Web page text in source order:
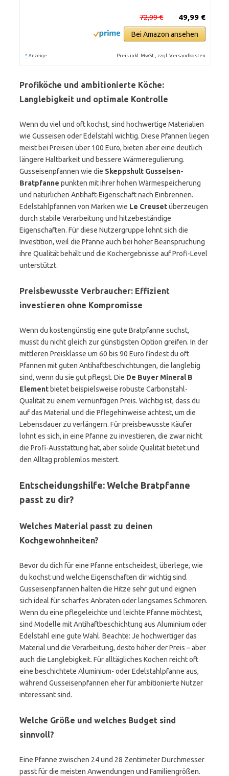
49,99 €
72,99 €
Bei Amazon ansehen
* Anzeige Preis inkl. MwSt., zzgl. Versandkosten
Profiköche und ambitionierte Köche:
Langlebigkeit und optimale Kontrolle
Wenn du viel und oft kochst, sind hochwertige Materialien
wie Gusseisen oder Edelstahl wichtig. Diese Pfannen liegen
meist bei Preisen über 100 Euro, bieten aber eine deutlich
längere Haltbarkeit und bessere Wärmeregulierung.
Gusseisenpfannen wie die Skeppshult Gusseisen-
Bratpfanne punkten mit ihrer hohen Wärmespeicherung
und natürlichen Antihaft-Eigenschaft nach Einbrennen.
Edelstahlpfannen von Marken wie Le Creusetüberzeugen
durch stabile Verarbeitung und hitzebeständige
Eigenschaften. Für diese Nutzergruppe lohnt sich die
Investition, weil die Pfanne auch bei hoher Beanspruchung
ihre Qualität behält und die Kochergebnisse auf Profi-Level
unterstützt.
Preisbewusste Verbraucher: Effizient
investieren ohne Kompromisse
Wenn du kostengünstig eine gute Bratpfanne suchst,
musst du nicht gleich zur günstigsten Option greifen. In der
mittleren Preisklasse um 60 bis 90 Euro findest du oft
Pfannen mit guten Antihaftbeschichtungen, die langlebig
sind, wenn du sie gut pflegst. Die De Buyer Mineral B
Element bietet beispielsweise robuste Carbonstahl-
Qualität zu einem vernünftigen Preis. Wichtig ist, dass du
auf das Material und die Pflegehinweise achtest, um die
Lebensdauer zu verlängern. Für preisbewusste Käufer
lohnt es sich, in eine Pfanne zu investieren, die zwar nicht
die Profi-Ausstattung hat, aber solide Qualität bietet und
den Alltag problemlos meistert.
Entscheidungshilfe: Welche Bratpfanne
passt zu dir?
Welches Material passt zu deinen
Kochgewohnheiten?
Bevor du dich für eine Pfanne entscheidest, überlege, wie
du kochst und welche Eigenschaften dir wichtig sind.
Gusseisenpfannen halten die Hitze sehr gut und eignen
sich ideal für scharfes Anbraten oder langsames Schmoren.
Wenn du eine pflegeleichte und leichte Pfanne möchtest,
sind Modelle mit Antihaftbeschichtung aus Aluminium oder
Edelstahl eine gute Wahl. Beachte: Je hochwertiger das
Material und die Verarbeitung, desto höher der Preis – aber
auch die Langlebigkeit. Für alltägliches Kochen reicht oft
eine beschichtete Aluminium- oder Edelstahlpfanne aus,
während Gusseisenpfannen eher für ambitionierte Nutzer
interessant sind.
Welche Größe und welches Budget sind
sinnvoll?
Eine Pfanne zwischen 24 und 28 Zentimeter Durchmesser
passt für die meisten Anwendungen und Familiengrößen.